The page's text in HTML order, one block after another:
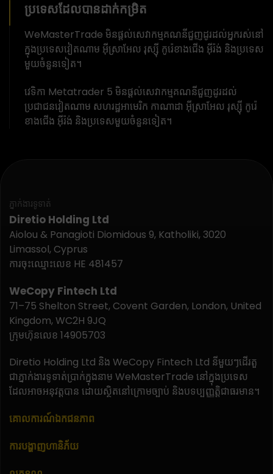
ប្រទេសដែលបានដាក់កម្រិត
WeMasterTrade មិនផ្តល់សេវាកម្មគណនីជួញដូរដល់អ្នករស់នៅ
ក្នុងប្រទេសវៀតណាម អ៊ីស្រាអែល រុស្ស៊ី កូរ៉េខាងជើង អ៊ីរ៉ង់ និងប្រទេស
មួយចំនួនទៀត។
វេទិកា Metatrader 5 មិនផ្តល់សេវាកម្មគណនីជួញដូរដល់
ប្រជាជនវៀតណាម សហរដ្ឋអាមេរិក កាណាដា អ៊ីស្រាអែល រុស្ស៊ី កូរ៉េ
ខាងជើង អ៊ីរ៉ង់ និងប្រទេសមួយចំនួនទៀត។
ភ្នាក់ងារទូទាត់
Diretio Holding Ltd
Aiolou & Panagioti Diomidous 9, Katholiki, 3020
Limassol, Cyprus
ការចុះឈ្មោះលេខ HE 481457
WeCopy Fintech Ltd
71–75 Shelton Street, Covent Garden, London, United
Kingdom, WC2H 9JQ
ក្រុមហ៊ុនលេខ 14905703
Diretio Holding Ltd និង WeCopy Fintech Ltd នីមួយៗដើរតួ
ជាភ្នាក់ងារទូទាត់ប្រាក់ក្នុងនាម WeMasterTrade នៅក្នុងប្រទេស
ដែលអាចអនុវត្តបាន ដោយស្ថិតនៅក្រោមច្បាប់ និងបទប្បញ្ញត្តិជាធរមាន។
គោលការណ៍ឯកជនភាព
ការបង្ហាញហានិភ័យ